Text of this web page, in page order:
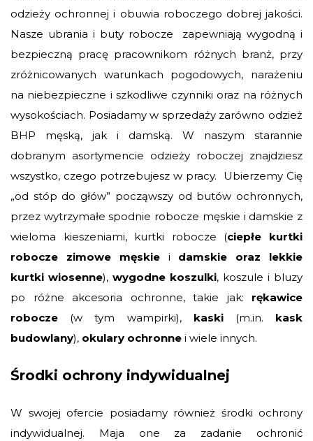
odzieży ochronnej i obuwia roboczego dobrej jakości.
Nasze ubrania i buty robocze zapewniają wygodną i
bezpieczną pracę pracownikom różnych branż, przy
zróżnicowanych warunkach pogodowych, narażeniu
na niebezpieczne i szkodliwe czynniki oraz na różnych
wysokościach. Posiadamy w sprzedaży zarówno odzież
BHP męską, jak i damską. W naszym starannie
dobranym asortymencie odzieży roboczej znajdziesz
wszystko, czego potrzebujesz w pracy. Ubierzemy Cię
„od stóp do głów” począwszy od butów ochronnych,
przez wytrzymałe spodnie robocze męskie i damskie z
wieloma kieszeniami, kurtki robocze (ciepłe kurtki
robocze zimowe męskiei damskie oraz lekkie
kurtki wiosenne), wygodne koszulki, koszule i bluzy
po różne akcesoria ochronne, takie jak: rękawice
robocze (w tym wampirki), kaski(m.in. kask
budowlany), okulary ochronne i wiele innych.
Środki ochrony indywidualnej
W swojej ofercie posiadamy również środki ochrony
indywidualnej. Maja one za zadanie ochronić